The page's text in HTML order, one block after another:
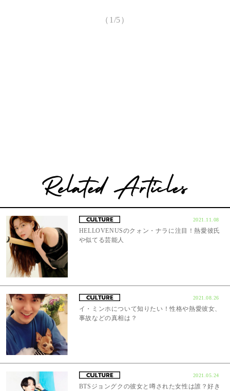
（1/5）
2021.11.08
HELLOVENUSのクォン・ナラに注目！熱愛彼氏
や似てる芸能人
2021.08.26
イ・ミンホについて知りたい！性格や熱愛彼女、
事故などの真相は？
2021.05.24
BTSジョングクの彼女と噂された女性は誰？好き